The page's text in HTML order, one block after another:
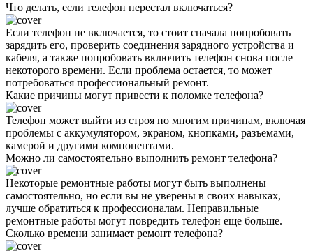
Что делать, если телефон перестал включаться?
Если телефон не включается, то стоит сначала попробовать
зарядить его, проверить соединения зарядного устройства и
кабеля, а также попробовать включить телефон снова после
некоторого времени. Если проблема остается, то может
потребоваться профессиональный ремонт.
Какие причины могут привести к поломке телефона?
Телефон может выйти из строя по многим причинам, включая
проблемы с аккумулятором, экраном, кнопками, разъемами,
камерой и другими компонентами.
Можно ли самостоятельно выполнить ремонт телефона?
Некоторые ремонтные работы могут быть выполнены
самостоятельно, но если вы не уверены в своих навыках,
лучше обратиться к профессионалам. Неправильные
ремонтные работы могут повредить телефон еще больше.
Сколько времени занимает ремонт телефона?